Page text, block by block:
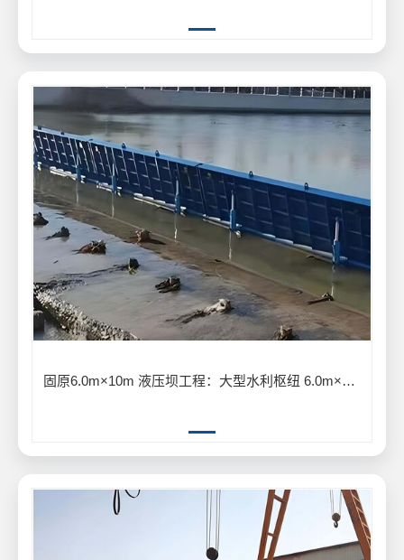
固原6.0m×10m 液压坝工程：大型水利枢纽 6.0m×10m 液压坝建设应用